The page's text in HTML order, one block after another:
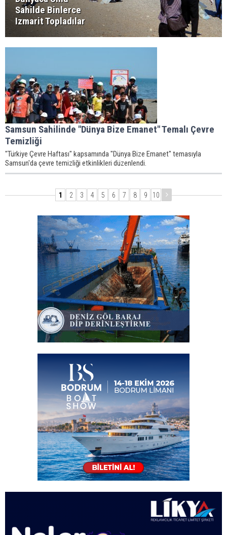
Sahilde Binlerce
Izmarit Topladılar
Samsun Sahilinde "Dünya Bize Emanet" Temalı Çevre
Temizliği
"Türkiye Çevre Haftası" kapsamında "Dünya Bize Emanet" temasıyla
Samsun'da çevre temizliği etkinlikleri düzenlendi.
1 2 3 4 5 6 7 8 9 10